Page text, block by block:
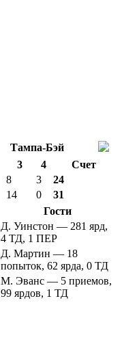
Тампа-Бэй
3 4
Счет
8 3
24
14 0
31
Гости
Д. Уинстон — 281 ярд,
4 ТД, 1 ПЕР
Д. Мартин — 18
попыток, 62 ярда, 0 ТД
М. Эванс — 5 приемов,
99 ярдов, 1 ТД